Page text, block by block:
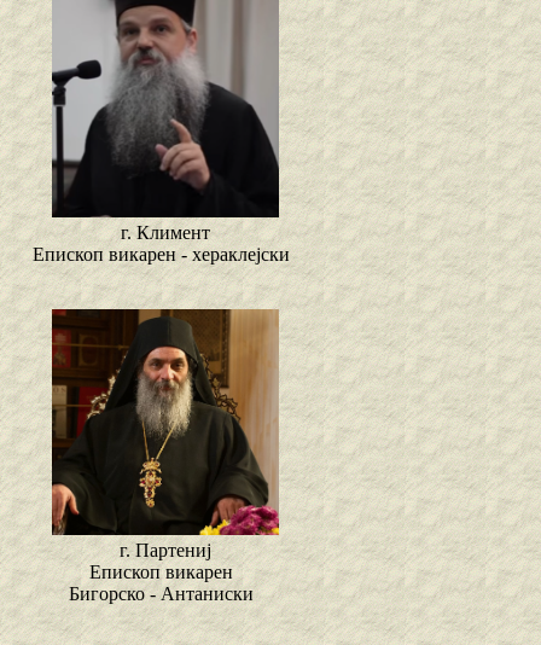
г. Климент
Епископ викарен - хераклејски
г. Партениј
Епископ викарен
Бигорско - Антаниски